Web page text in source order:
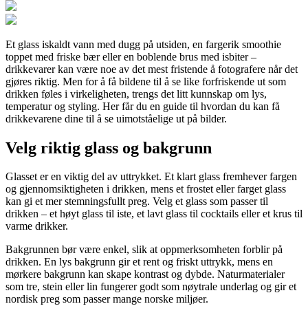
Et glass iskaldt vann med dugg på utsiden, en fargerik smoothie
toppet med friske bær eller en boblende brus med isbiter –
drikkevarer kan være noe av det mest fristende å fotografere når det
gjøres riktig. Men for å få bildene til å se like forfriskende ut som
drikken føles i virkeligheten, trengs det litt kunnskap om lys,
temperatur og styling. Her får du en guide til hvordan du kan få
drikkevarene dine til å se uimotståelige ut på bilder.
Velg riktig glass og bakgrunn
Glasset er en viktig del av uttrykket. Et klart glass fremhever fargen
og gjennomsiktigheten i drikken, mens et frostet eller farget glass
kan gi et mer stemningsfullt preg. Velg et glass som passer til
drikken – et høyt glass til iste, et lavt glass til cocktails eller et krus til
varme drikker.
Bakgrunnen bør være enkel, slik at oppmerksomheten forblir på
drikken. En lys bakgrunn gir et rent og friskt uttrykk, mens en
mørkere bakgrunn kan skape kontrast og dybde. Naturmaterialer
som tre, stein eller lin fungerer godt som nøytrale underlag og gir et
nordisk preg som passer mange norske miljøer.